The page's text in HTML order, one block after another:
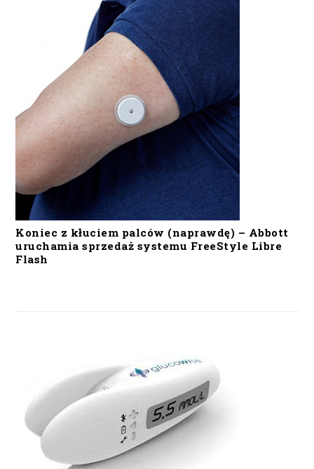
Koniec z kłuciem palców (naprawdę) – Abbott
uruchamia sprzedaż systemu FreeStyle Libre
Flash